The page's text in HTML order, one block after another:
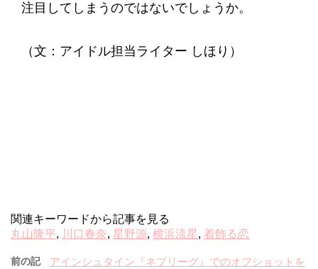
注目してしまうのではないでしょうか。
（文：アイドル担当ライター しほり）
関連キーワードから記事を見る
丸山隆平, 川口春奈, 星野源, 横浜流星, 着飾る恋
前の記
アインシュタイン『ネプリーグ』でのオフショットを